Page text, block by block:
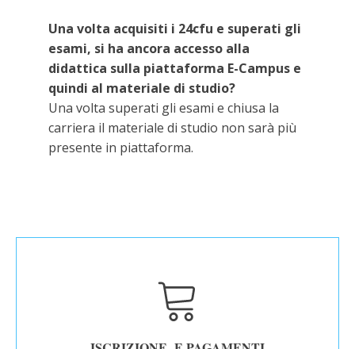
Una volta acquisiti i 24cfu e superati gli
esami, si ha ancora accesso alla
didattica sulla piattaforma E-Campus e
quindi al materiale di studio?
Una volta superati gli esami e chiusa la
carriera il materiale di studio non sarà più
presente in piattaforma.